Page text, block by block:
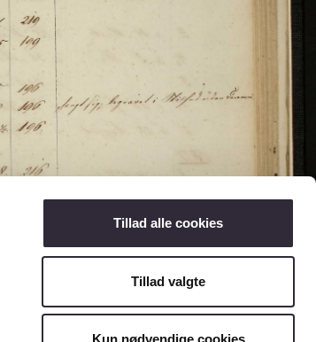
Tillad alle cookies
Tillad valgte
Kun nødvendige cookies